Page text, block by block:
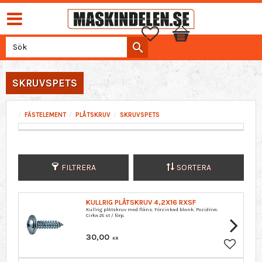
Favoriter
Kundvagn
SKRUVSPETS
FÄSTELEMENT PLÅTSKRUV SKRUVSPETS
FILTRERA SORTERA
KULLRIG PLÅTSKRUV 4,2X16 RXSF
Kullrig plåtskruv med fläns. Förzinkad blank. Pozidrive.
Cirka 25 st / förp.
30,00 KR
Lägg till